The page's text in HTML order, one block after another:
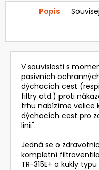
Popis
V souvislosti s
pasivních
dýchacích cest
filtry atd.) proti
trhu nabízíme velice
dýchacích cest pro
linii".
Jedná se o
kompletní
TR-315E+ a kukly typu